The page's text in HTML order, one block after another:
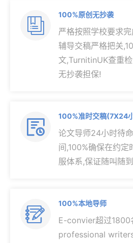

100%原创无抄袭
严格按照学校要求
辅导交稿严格把关
文,TurnitinUK查重
无抄袭担保!

100%准时交稿(7X24
论文导师24小时待
间,100%确保在约定
服体系,保证随叫随

100%本地导师
E-convier超过1800
professional